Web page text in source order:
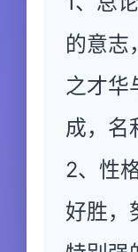
的意志
之才华
成，名
2、性
好胜，